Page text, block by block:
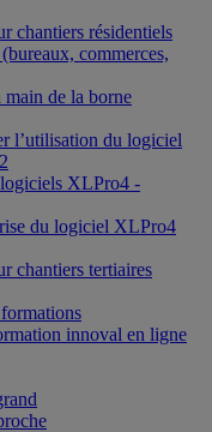
chantiers résidentiels
commerces,
de la borne
l’utilisation du logiciel
XLPro4 -
du logiciel XLPro4
chantiers tertiaires
innoval en ligne